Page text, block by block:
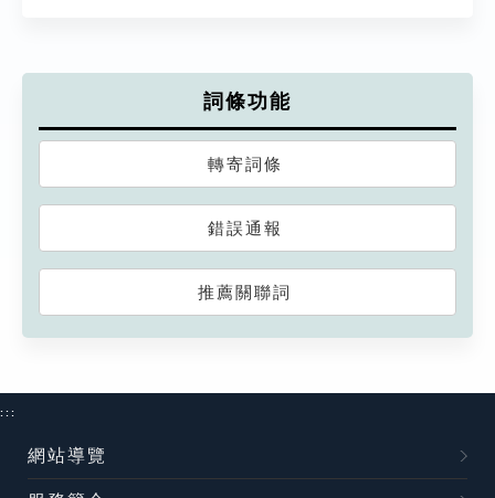
詞條功能
轉寄詞條
錯誤通報
推薦關聯詞
:::
網站導覽